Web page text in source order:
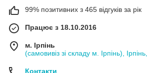
99% позитивних з 465 відгуків за рік
Працює з 18.10.2016
м. Ірпінь
(самовивіз зі складу м. Ірпінь),
Контакти